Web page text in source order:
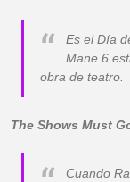
Es el Día
Mane 6
obra de teatro.
The Shows Must
Cuando